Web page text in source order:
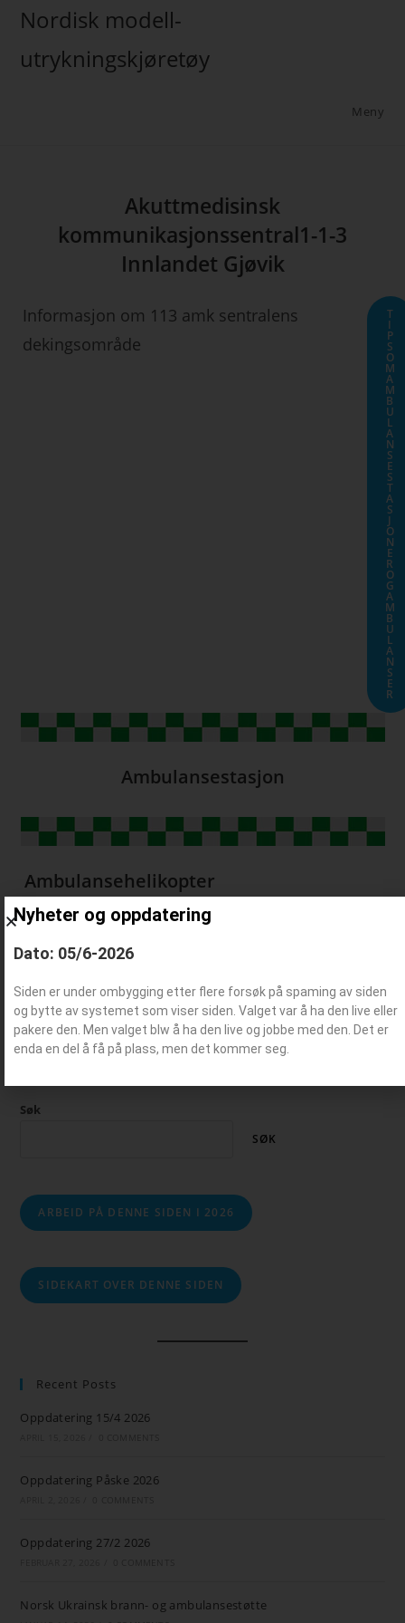
Nordisk modell-
utrykningskjøretøy
Meny
Akuttmedisinsk
kommunikasjonssentral1-1-3
Innlandet Gjøvik
Informasjon om 113 amk sentralens
dekingsområde
T
I
P
S
O
M
A
M
B
U
L
A
N
S
E
S
T
A
S
J
O
N
E
R
O
G
A
M
B
U
L
A
N
S
E
R
Ambulansestasjon
Ambulansehelikopter
Suppleringstjenest (2 & 3 linjetjeneste)
Søk
SØK
ARBEID PÅ DENNE SIDEN I 2026
SIDEKART OVER DENNE SIDEN
Recent Posts
Oppdatering 15/4 2026
Oppdatering Påske 2026
Oppdatering 27/2 2026
Norsk Ukrainsk brann- og ambulansestøtte
Nyheter og oppdatering
Dato: 05/6-2026
Siden er under ombygging etter flere forsøk på spaming av siden
og bytte av systemet som viser siden. Valget var å ha den live eller
pakere den. Men valget blw å ha den live og jobbe med den. Det er
enda en del å få på plass, men det kommer seg.